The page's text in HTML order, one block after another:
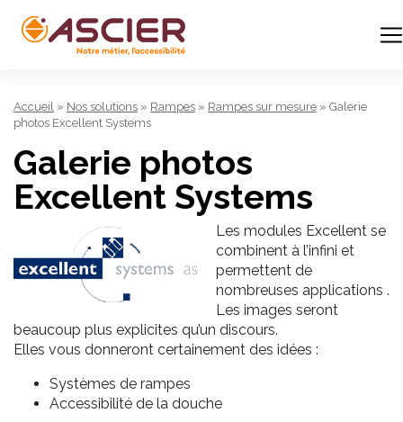
Accueil » Nos solutions » Rampes » Rampes sur mesure » Galerie
photos Excellent Systems
Galerie photos
Excellent Systems
Les modules Excellent se
combinent à l’infini et
permettent de
nombreuses applications .
Les images seront
beaucoup plus explicites qu’un discours.
Elles vous donneront certainement des idées :
Systèmes de rampes
Accessibilité de la douche